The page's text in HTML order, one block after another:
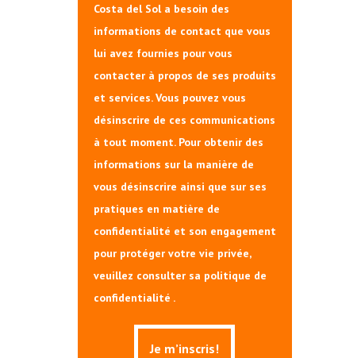
Costa del Sol a besoin des
informations de contact que vous
lui avez fournies pour vous
contacter à propos de ses produits
et services. Vous pouvez vous
désinscrire de ces communications
à tout moment. Pour obtenir des
informations sur la manière de
vous désinscrire ainsi que sur ses
pratiques en matière de
confidentialité et son engagement
pour protéger votre vie privée,
veuillez consulter sa politique de
confidentialité .